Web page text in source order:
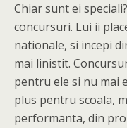
Chiar sunt ei
concursuri. Lui ii
nationale, si incepi
mai linistit.
pentru ele si nu mai
plus pentru scoala,
performanta, din